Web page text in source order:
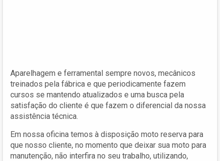
Aparelhagem e ferramental sempre novos, mecânicos
treinados pela fábrica e que periodicamente fazem
cursos se mantendo atualizados e uma busca pela
satisfação do cliente é que fazem o diferencial da nossa
assistência técnica.
Em nossa oficina temos à disposição moto reserva para
que nosso cliente, no momento que deixar sua moto para
manutenção, não interfira no seu trabalho, utilizando,